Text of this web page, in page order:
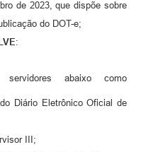
de 2023, que dispõe sobre
do DOT-e;
:
abaixo como
Diário Eletrônico Oficial de
III;